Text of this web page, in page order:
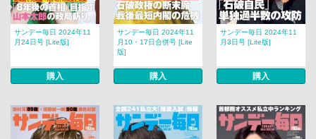
サンデー毎日 2024年11
月24日号 [Lite版]
購入
サンデー毎日 2024年11
月10・17日合併号 [Lite
版]
購入
サンデー毎日 2024年11
月3日号 [Lite版]
購入